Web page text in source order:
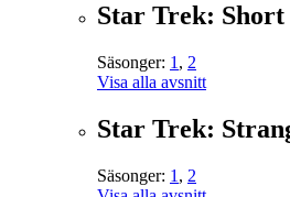
Star Trek: Short
Säsonger: 1 , 2
Visa alla avsnitt
Star Trek:
Säsonger: 1 , 2